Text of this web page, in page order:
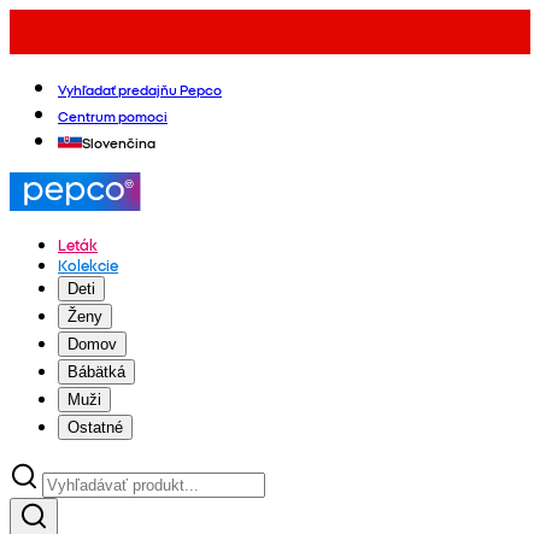
Vyhľadať predajňu Pepco
Centrum pomoci
Slovenčina
Leták
Kolekcie
Deti
Ženy
Domov
Bábätká
Muži
Ostatné